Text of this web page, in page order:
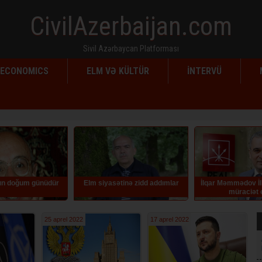
CivilAzerbaijan.com
Sivil Azərbaycan Platforması
ECONOMICS ELM VƏ KÜLTÜR İNTERVÜ
zidd addımlar
İlqar Məmmədov İlham Əliyevə
köçürmələrə
25 aprel 2022 17 aprel 2022